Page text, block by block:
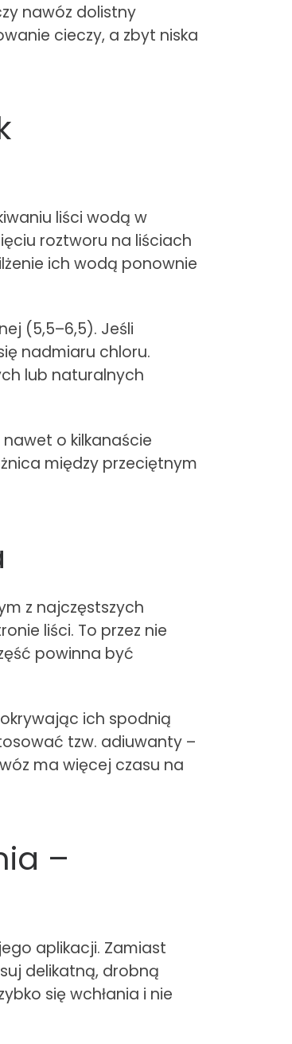
nawóz dolistny
cieczy, a zbyt niska
liści wodą w
roztworu na liściach
ich wodą ponownie
(5,5–6,5). Jeśli
nadmiaru chloru.
lub naturalnych
o kilkanaście
między przeciętnym
z najczęstszych
liści. To przez nie
powinna być
ich spodnią
tzw. adiuwanty –
ma więcej czasu na
–
aplikacji. Zamiast
delikatną, drobną
się wchłania i nie